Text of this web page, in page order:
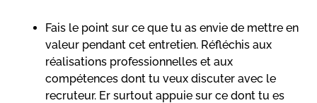
Fais le point sur ce que tu as envie de mettre en
valeur pendant cet entretien. Réfléchis aux
réalisations professionnelles et aux
compétences dont tu veux discuter avec le
recruteur. Er surtout appuie sur ce dont tu es